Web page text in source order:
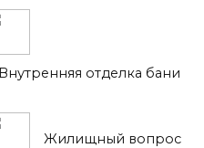
Внутренняя отделка бани
Жилищный вопрос